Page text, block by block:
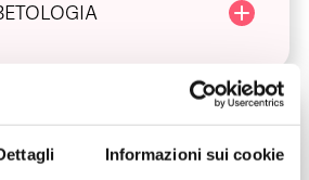
Informazioni sui cookie